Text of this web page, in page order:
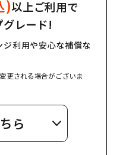
)以上ご利用で
グレード!
利用や安心な補償な
更される場合がございま
ら